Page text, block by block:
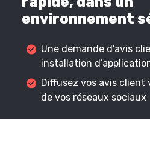
environnement
Une demande d’avis
installation
Diffusez vos avis client
de vos réseaux sociaux